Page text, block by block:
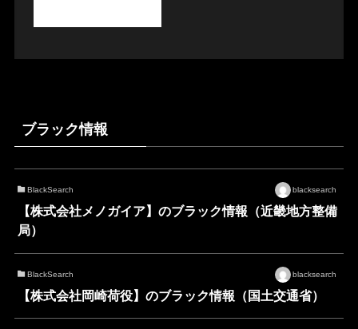
ブラック情報
BlackSearch blacksearch
【株式会社メノガイア】のブラック情報（近畿地方整備
局）
BlackSearch blacksearch
【株式会社岡崎荷役】のブラック情報（国土交通省）